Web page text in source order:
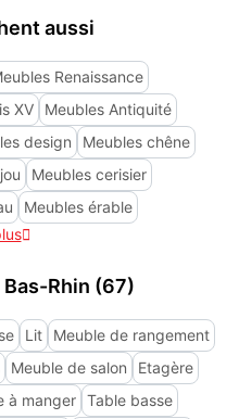
aussi
Renaissance
XV
Meubles Antiquité
design
Meubles chêne
Meubles cerisier
Meubles érable

Rhin (67)
Lit
Meuble de rangement
Meuble de salon
Etagère
à manger Table basse